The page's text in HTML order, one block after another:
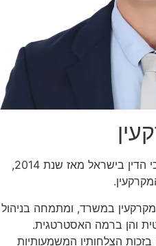
, חבר לשכת עורכי הדין בישראל מאז שנת 2014,
במשרד, ומתמחה בניהול
והן ברמה האסטרטגית.
בזכות הצלחותיו המשמעותיות